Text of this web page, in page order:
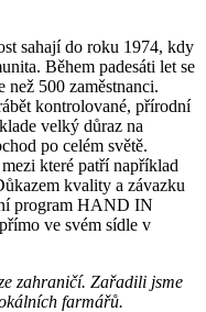
sahají do roku 1974, kdy
Během padesáti let se
než 500 zaměstnanci.
kontrolované, přírodní
velký důraz na
po celém světě.
které patří například
kvality a závazku
program HAND IN
ve svém sídle v
zahraničí. Zařadili jsme
farmářů.